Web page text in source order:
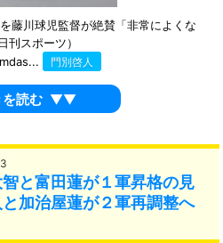
藤川球児監督が絶賛「非常によくな
刊スポーツ）
門別啓人
読む ▼▼
智と富田蓮が１軍昇格の見
加治屋蓮が２軍再調整へ